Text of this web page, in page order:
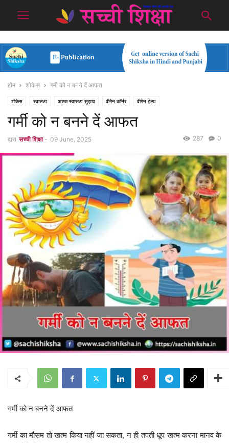
होम शोकेस गर्मी को न बनने दें आफत
शोकेस स्वास्थ्य अच्छा स्वास्थ्य सुझाव वीमेन कॉर्नर वीमेन हेल्थ
गर्मी को न बनने दें आफत
द्वारा सच्ची शिक्षा - 09 June, 2025 0
287
गर्मी को न बनने दें आफत
गर्मी का मौसम तो खत्म किया नहीं जा सकता, न ही तपती धूप खत्म करना मानव के